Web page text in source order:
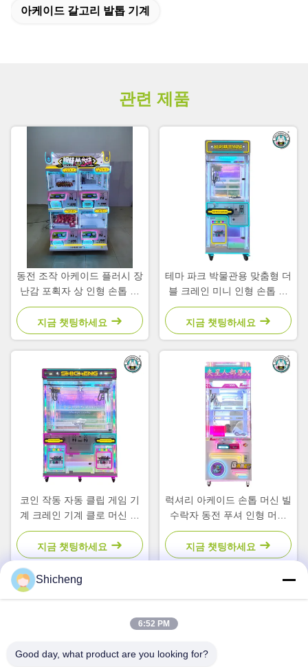
아케이드 갈고리 발톱 기계
관련 제품
동전 조작 아케이드 플러시 장
난감 포획자 상 인형 손톱 기
계 클립 장난감 기계
지금 챗팅하세요
테마 파크 박물관용 맞춤형 더
블 크레인 미니 인형 손톱 기
계
지금 챗팅하세요
코인 작동 자동 클립 게임 기
계 크레인 기계 클로 머신 더
블 클로 머신
지금 챗팅하세요
럭셔리 아케이드 손톱 머신 빌
수락자 동전 푸셔 인형 머신
어린이 게임
지금 챗팅하세요
주소
Shicheng
6:52 PM
Good day, what product are you looking for?